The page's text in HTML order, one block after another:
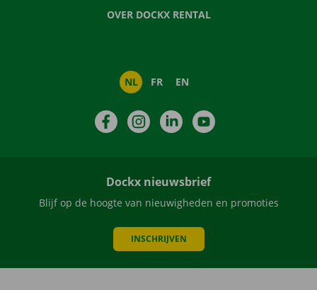
OVER DOCKX RENTAL
NL FR EN
FacebookInstagramLinkedIn
Dockx nieuwsbrief
Blijf op de hoogte van nieuwigheden en promoties
INSCHRIJVEN